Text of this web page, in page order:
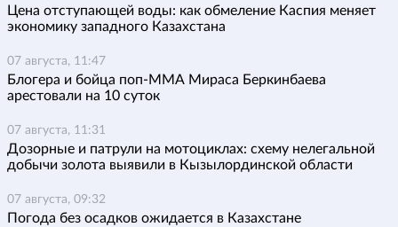
Цена отступающей воды: как обмеление Каспия меняет
экономику западного Казахстана
07 августа, 11:47
Блогера и бойца поп-ММА Мираса Беркинбаева
арестовали на 10 суток
07 августа, 11:31
Дозорные и патрули на мотоциклах: схему нелегальной
добычи золота выявили в Кызылординской области
07 августа, 09:32
Погода без осадков ожидается в Казахстане